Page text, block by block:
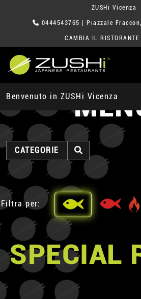
ZUSHi Vicenza
0444543765 | Piazzale
CAMBIA IL RISTORANTE
Benvenuto in ZUSHi Vicenza
CATEGORIE
Filtra per:
SPECIAL